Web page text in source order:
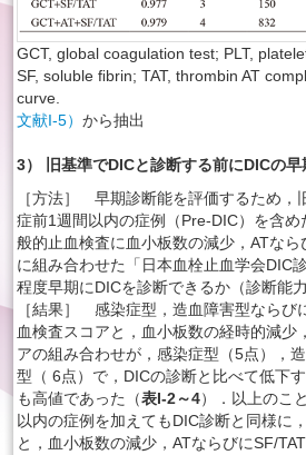
GCT, global coagulation test; PLT,
SF, soluble ﬁbrin; TAT, thrombin AT
curve.
文献I-5） から抽出
3） 旧基準でDICと診断する前にDICの早
［方法］ 早期診断能を評価するため，
症前1週間以内の症例（Pre-DIC）を含
般的止血検査に血小板数の減少，ATなら
に組み合わせた「日本血栓止血学会DIC
程度早期にDICを診断できるか（診断能
［結果］ 感染症型，造血障害型ならび
血検査スコアと，血小板数の経時的減少
アの組み合わせが，感染症型（5点），
型（ 6点）で，DICの診断と比べて低下
も高値であった（表I-2～4）．以上のこ
以内の症例を加えてもDIC診断と同様に
と，血小板数の減少，ATならびにSF/